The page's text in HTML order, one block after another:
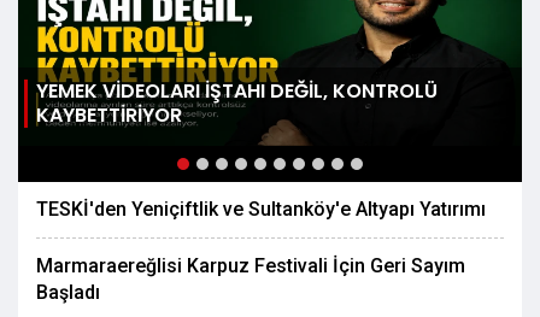
YEMEK VİDEOLARI İŞTAHI DEĞİL, KONTROLÜ
KAYBETTİRİYOR
TESKİ'den Yeniçiftlik ve Sultanköy'e Altyapı Yatırımı
Marmaraereğlisi Karpuz Festivali İçin Geri Sayım
Başladı